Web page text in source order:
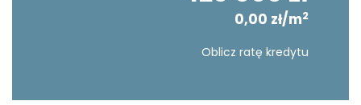
0,00 zł/m2
Oblicz ratę kredytu